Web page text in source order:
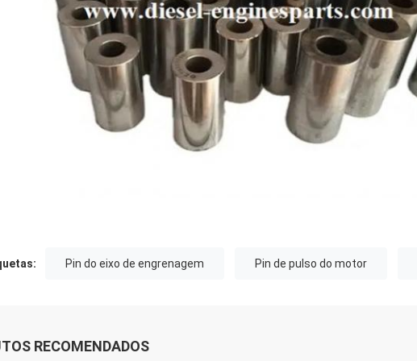
Pin do eixo de engrenagem Pin de pulso do motor
RECOMENDADOS